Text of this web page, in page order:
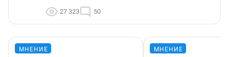
27 323 50
МНЕНИЕ МНЕНИЕ